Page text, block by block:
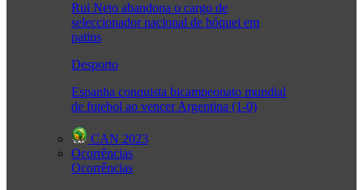
Rui Neto abandona o cargo de
seleccionador nacional de hóquei em
patins
Desporto
Espanha conquista bicampeonato mundial
de futebol ao vencer Argentina (1-0)
CAN 2023
Ocorrências
Ocorrências